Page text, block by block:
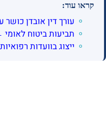
קראו עוד:
עורך דין אובדן
תביעות ביטוח לאומי
ייצוג בוועדות